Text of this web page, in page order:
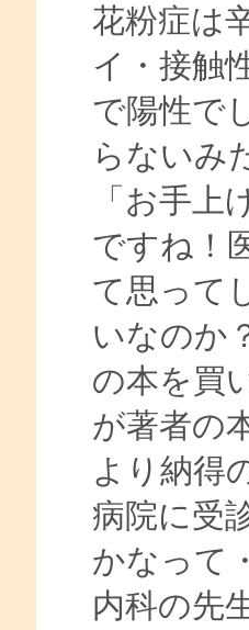
花粉症は
イ・接触
で陽性で
らないみ
「お手
ですね！
て思って
いなのか
の本を買
が著者の
より納得
病院に受
かなって
内科の先